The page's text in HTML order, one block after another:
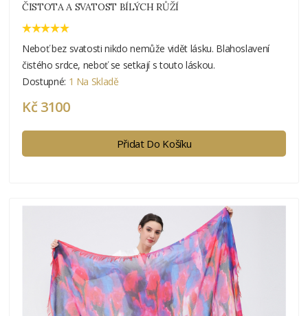
ČISTOTA A SVATOST BÍLÝCH RŮŽÍ
Neboť bez svatosti nikdo nemůže vidět lásku. Blahoslavení
čistého srdce, neboť se setkají s touto láskou.
Dostupné: 1 Na Skladě
Kč 3100
Přidat Do Košíku